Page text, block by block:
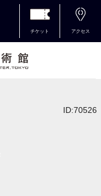
チケット アクセス
ID:70526